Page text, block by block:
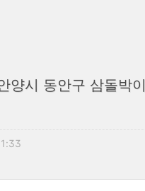
시 동안구 삼돌박